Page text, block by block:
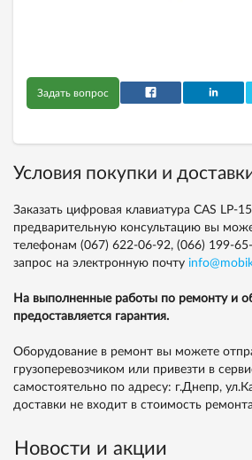
Задать вопрос
Условия покупки и
Заказать цифровая клавиатура CAS LP-
предварительную консультацию вы
телефонам (067) 622-06-92, (066) 199-
запрос на электронную почту
На выполненные работы по ремонту и
предоставляется гарантия.
Оборудование в ремонт вы можете
грузоперевозчиком или привезти в
самостоятельно по адресу: г.Днепр,
доставки не входит в стоимость
Новости и акции